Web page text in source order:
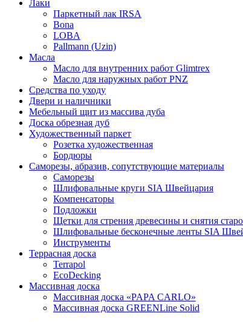
Лаки
Паркетный лак IRSA
Bona
LOBA
Pallmann (Uzin)
Масла
Масло для внутренних работ Glimtrex
Масло для наружных работ PNZ
Средства по уходу
Двери и наличники
Мебельный щит из массива дуба
Доска обрезная дуб
Художественный паркет
Розетка художественная
Бордюры
Саморезы, абразив, сопутствующие материалы
Саморезы
Шлифовальные круги SIA Швейцария
Компенсаторы
Подложки
Щетки для стрения древесины и снятия
Шлифовальные бесконечные ленты SIA
Инструменты
Террасная доска
Terrapol
EcoDecking
Массивная доска
Массивная доска «PAPA CARLO»
Массивная доска GREENLine Solid